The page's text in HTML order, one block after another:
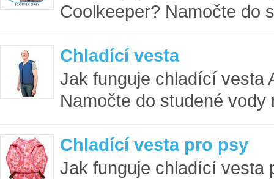
Coolkeeper? Namočte do
Chladící vesta
Jak funguje chladící vesta
Namočte do studené
Chladící vesta pro psy
Jak funguje chladící vesta